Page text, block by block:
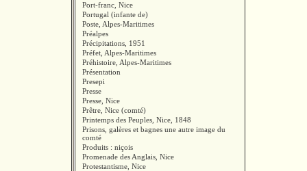
Port-franc, Nice
Portugal (infante de)
Poste, Alpes-Maritimes
Préalpes
Précipitations, 1951
Préfet, Alpes-Maritimes
Préhistoire, Alpes-Maritimes
Présentation
Presepi
Presse
Presse, Nice
Prêtre, Nice (comté)
Printemps des Peuples, Nice, 1848
Prisons, galères et bagnes une autre image du
comté
Produits : niçois
Promenade des Anglais, Nice
Protestantisme, Nice